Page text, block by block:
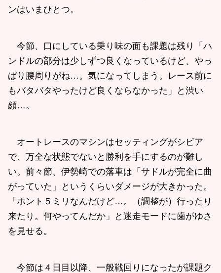
ンはいまひとつ。
今節、口にしている乗り味の面も課題は残り「ハ
ンドルの部分は少しずつ良くなっているけど、やっ
ぱり腰周りがね…。気になってしまう。レース前に
もバタバタやったけど良くならなかった」と渋い
顔…。
オートレースのマシンはセッティングがシビア
で、万全な状態でないと勝利を手にするのが難し
い。前々節、伊勢崎での落車は「サドルが完全に曲
がっていた」というくらいダメージが大きかった。
「ホント５ミリなんだけど…。（調整が）行ったり
来たり。何やってんだか」と迷走モードに歯がゆさ
を見せる。
今節は４日目以降、一般戦回りになったが課題ク